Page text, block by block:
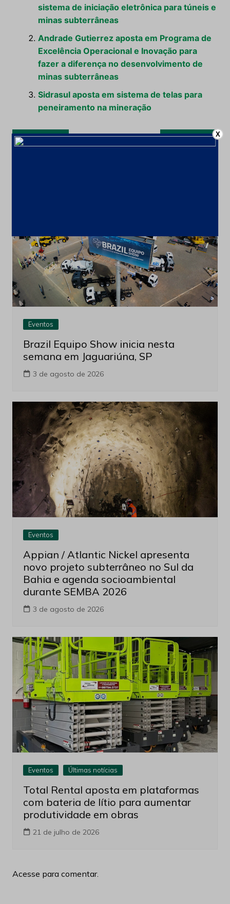
sistema de iniciação eletrônica para túneis e
minas subterrâneas
Andrade Gutierrez aposta em Programa de
Excelência Operacional e Inovação para
fazer a diferença no desenvolvimento de
minas subterrâneas
Sidrasul aposta em sistema de telas para
peneiramento na mineração
Navegação
Eventos
Brazil Equipo Show inicia nesta
semana em Jaguariúna, SP
3 de agosto de 2026
Eventos
Appian / Atlantic Nickel apresenta
novo projeto subterrâneo no Sul da
Bahia e agenda socioambiental
durante SEMBA 2026
3 de agosto de 2026
Eventos Últimas notícias
Total Rental aposta em plataformas
com bateria de lítio para aumentar
produtividade em obras
21 de julho de 2026
Acesse para comentar.
X